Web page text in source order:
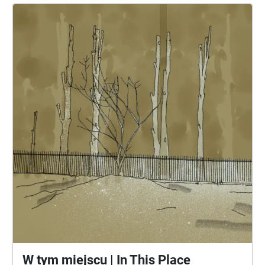
researchers, guides, descendants, decision-makers;
individuals who interact with this space in various
ways and assign different meanings to it. The choice
of the first location shows how closely the local
community operates in proximity to the post-camp
space. It explores the extent to which the modern
fabric of the area, as well as its residential and
service infrastructure, intertwine with the space of
violence. Location 2: Sound elements and recordings
relating to the agency of nature and non-human
actors. The choice of the second location is driven
by the desire to highlight the nature of this area – its
memory and subjectivity, the vegetation, and the way
the land is shaped. It also draws attention to the
immediate surroundings of this edge of the former
camp, which has changed dramatically due to urban
development, influencing how it is perceived today.
To move from one point to the other, it is necessary
W tym miejscu | In This Place